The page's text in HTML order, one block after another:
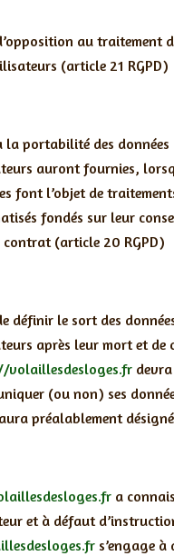
au traitement
(article 21 RGPD)
la portabilité des données
auront fournies,
font l’objet de
fondés sur leur
contrat (article 20 RGPD)
définir le sort des
après leur mort et de
volaillesdesloges.frdevra
(ou non) ses
préalablement désigné
a
et à défaut
s’engage à